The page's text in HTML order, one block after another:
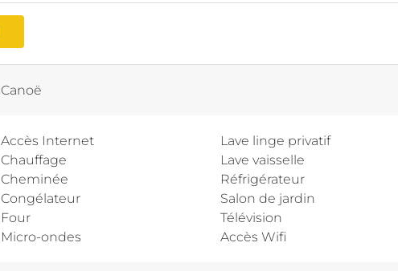
Canoë
Accès Internet
Chauffage
Cheminée
Congélateur
Four
Micro-ondes
Lave linge privatif
Lave vaisselle
Réfrigérateur
Salon de jardin
Télévision
Accès Wifi